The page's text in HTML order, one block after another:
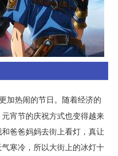
加热闹的节日。随着经济的
宵节的庆祝方式也变得越来
爸爸妈妈去街上看灯，真让
寒冷，所以大街上的冰灯十